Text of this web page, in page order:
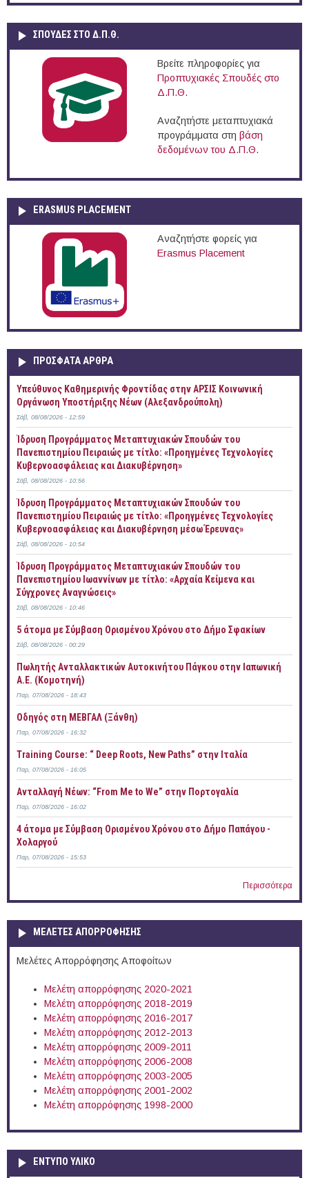
ΣΠΟΥΔΈΣ ΣΤΟ Δ.Π.Θ.
Βρείτε πληροφορίες για
Προπτυχιακές Σπουδές στο
Δ.Π.Θ.
Αναζητήστε μεταπτυχιακά
προγράμματα στη βάση
δεδομένων του Δ.Π.Θ.
ERASMUS PLACEMENT
Αναζητήστε φορείς για
Erasmus Placement
ΠΡOΣΦΑΤΑ AΡΘΡΑ
Yπεύθυνος Καθημερινής Φροντίδας στην ΑΡΣΙΣ Κοινωνική
Οργάνωση Υποστήριξης Νέων (Αλεξανδρούπολη)
Σάβ, 08/08/2026 - 12:59
Ίδρυση Προγράμματος Μεταπτυχιακών Σπουδών του
Πανεπιστημίου Πειραιώς με τίτλο: «Προηγμένες Τεχνολογίες
Κυβερνοασφάλειας και Διακυβέρνηση»
Σάβ, 08/08/2026 - 10:56
Ίδρυση Προγράμματος Μεταπτυχιακών Σπουδών του
Πανεπιστημίου Πειραιώς με τίτλο: «Προηγμένες Τεχνολογίες
Κυβερνοασφάλειας και Διακυβέρνηση μέσω Έρευνας»
Σάβ, 08/08/2026 - 10:54
Ίδρυση Προγράμματος Μεταπτυχιακών Σπουδών του
Πανεπιστημίου Ιωαννίνων με τίτλο: «Αρχαία Κείμενα και
Σύγχρονες Αναγνώσεις»
Σάβ, 08/08/2026 - 10:46
5 άτομα με Σύμβαση Ορισμένου Χρόνου στο Δήμο Σφακίων
Σάβ, 08/08/2026 - 00:29
Πωλητής Ανταλλακτικών Αυτοκινήτου Πάγκου στην Ιαπωνική
Α.Ε. (Κομοτηνή)
Παρ, 07/08/2026 - 18:43
Οδηγός στη ΜΕΒΓΑΛ (Ξάνθη)
Παρ, 07/08/2026 - 16:32
Training Course: “ Deep Roots, New Paths” στην Ιταλία
Παρ, 07/08/2026 - 16:05
Ανταλλαγή Νέων: “From Me to We” στην Πορτογαλία
Παρ, 07/08/2026 - 16:02
4 άτομα με Σύμβαση Ορισμένου Χρόνου στο Δήμο Παπάγου -
Χολαργού
Παρ, 07/08/2026 - 15:53
Περισσότερα
ΜΕΛΕΤΕΣ ΑΠΟΡΡΟΦΗΣΗΣ
Μελέτες Απορρόφησης Αποφοίτων
Μελέτη απορρόφησης 2020-2021
Μελέτη απορρόφησης 2018-2019
Μελέτη απορρόφησης 2016-2017
Μελέτη απορρόφησης 2012-2013
Μελέτη απορρόφησης 2009-2011
Μελέτη απορρόφησης 2006-2008
Μελέτη απορρόφησης 2003-2005
Μελέτη απορρόφησης 2001-2002
Μελέτη απορρόφησης 1998-2000
ΕΝΤΥΠΟ ΥΛΙΚΟ